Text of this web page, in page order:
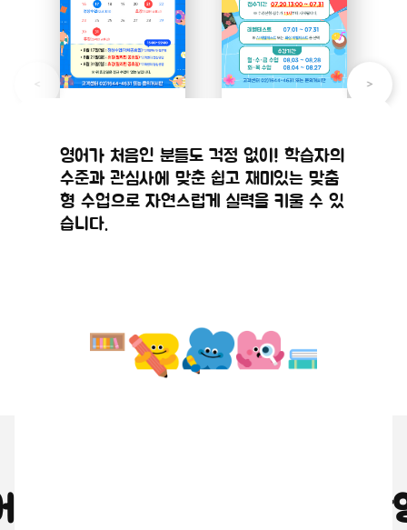
2026년 8
월 공휴일
수업일정
안내
2026.07.21
2026년
7월 수강
신청(8월
2026.07.06
를 쉽고 재밌게, 원어민 화상
해외 현지 원어민 강사와 실시간으로 연결
되어 직접 영어로 대화를 나누며, 마치 현
지에 있는 듯한 생생한 수업이 진행됩니다.
실시간 화상 시스템을 통해 원어민 강사와
얼굴을 마주 보며 생생하고 몰입감 있게 영
어 대화를 나눌 수 있습니다.
영어가 처음인 분들도 걱정 없이! 학습자의
수준과 관심사에 맞춘 쉽고 재미있는 맞춤
형 수업으로 자연스럽게 실력을 키울 수 있
습니다.